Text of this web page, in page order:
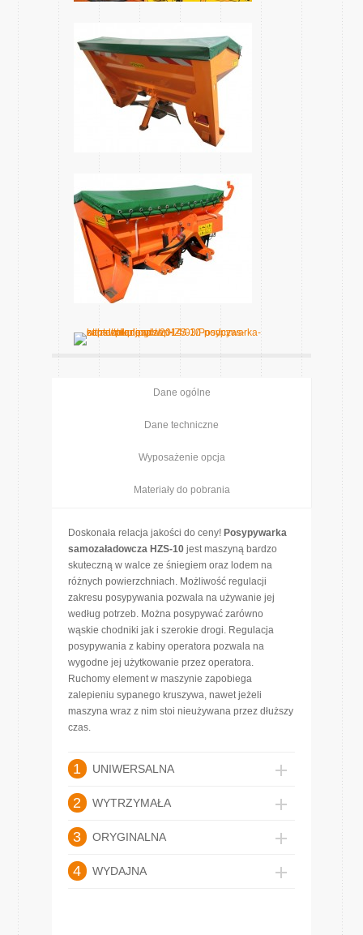
Dane ogólne
Dane techniczne
Wyposażenie opcja
Materiały do pobrania
Doskonała relacja jakości do ceny! Posypywarka
samozaładowcza HZS-10 jest maszyną bardzo
skuteczną w walce ze śniegiem oraz lodem na
różnych powierzchniach. Możliwość regulacji
zakresu posypywania pozwala na używanie jej
według potrzeb. Można posypywać zarówno
wąskie chodniki jak i szerokie drogi. Regulacja
posypywania z kabiny operatora pozwala na
wygodne jej użytkowanie przez operatora.
Ruchomy element w maszynie zapobiega
zalepieniu sypanego kruszywa, nawet jeżeli
maszyna wraz z nim stoi nieużywana przez dłuższy
czas.
1 UNIWERSALNA
2 WYTRZYMAŁA
3 ORYGINALNA
4 WYDAJNA